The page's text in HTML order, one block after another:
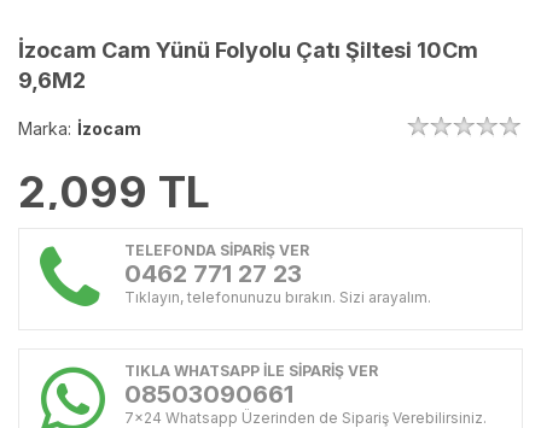
İzocam Cam Yünü Folyolu Çatı Şiltesi 10Cm
9,6M2
Marka: İzocam
2,099 TL
TELEFONDA SİPARİŞ VER
0462 771 27 23
Tıklayın, telefonunuzu bırakın. Sizi arayalım.
TIKLA WHATSAPP İLE SİPARİŞ VER
08503090661
7x24 Whatsapp Üzerinden de Sipariş Verebilirsiniz.